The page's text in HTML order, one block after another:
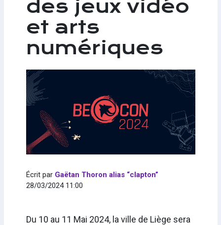
des jeux vidéo
et arts
numériques
Écrit par Gaëtan Thoron alias “clapton”
28/03/2024 11:00
Du 10 au 11 Mai 2024, la ville de Liège sera